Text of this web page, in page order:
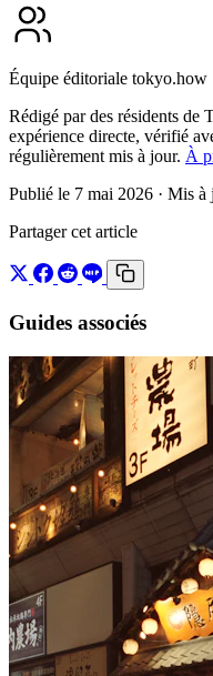
Équipe éditoriale tokyo.how
Rédigé par des résidents de
expérience directe, vérifié
régulièrement mis à jour. À
Publié le 7 mai 2026 · Mis
Partager cet article
Guides associés